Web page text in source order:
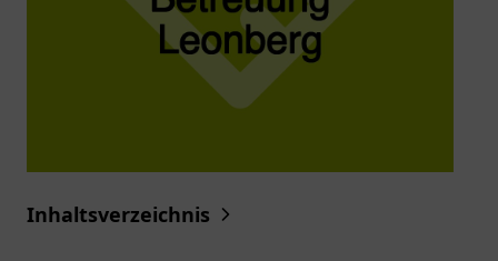
Inhaltsverzeichnis